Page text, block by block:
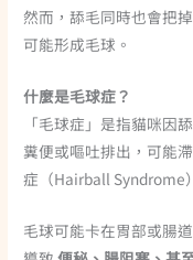
然而，舔毛同時也會把
可能形成毛球。
什麼是毛球症？
「毛球症」是指貓咪因
糞便或嘔吐排出，可能
症（Hairball Syndrome
毛球可能卡在胃部或腸